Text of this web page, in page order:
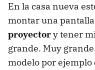
En la casa nueva
montar una
proyectory tener
grande. Muy
modelo por ejemplo